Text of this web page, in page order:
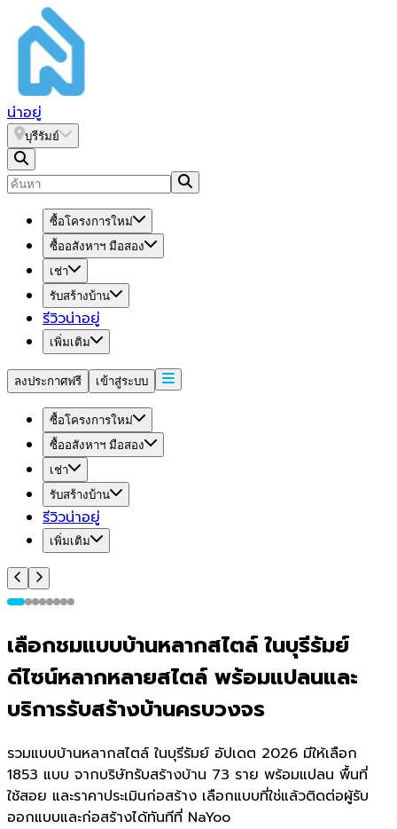
น่าอยู่
บุรีรัมย์
ซื้อโครงการใหม่
ซื้ออสังหาฯ มือสอง
เช่า
รับสร้างบ้าน
รีวิวน่าอยู่
เพิ่มเติม
ลงประกาศฟรี เข้าสู่ระบบ
ซื้อโครงการใหม่
ซื้ออสังหาฯ มือสอง
เช่า
รับสร้างบ้าน
รีวิวน่าอยู่
เพิ่มเติม
เลือกชมแบบบ้านหลากสไตล์ ในบุรีรัมย์
ดีไซน์หลากหลายสไตล์ พร้อมแปลนและ
บริการรับสร้างบ้านครบวงจร
รวมแบบบ้านหลากสไตล์ ในบุรีรัมย์ อัปเดต 2026 มีให้เลือก
1853 แบบ จากบริษัทรับสร้างบ้าน 73 ราย พร้อมแปลน พื้นที่
ใช้สอย และราคาประเมินก่อสร้าง เลือกแบบที่ใช่แล้วติดต่อผู้รับ
ออกแบบและก่อสร้างได้ทันทีที่ NaYoo